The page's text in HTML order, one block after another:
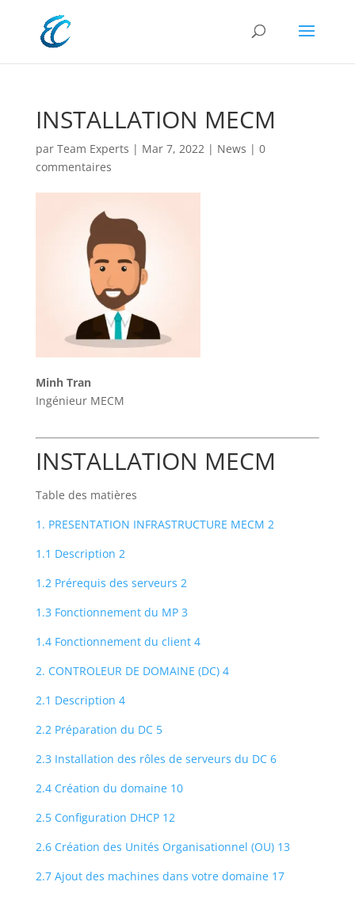
INSTALLATION MECM
par Team Experts | Mar 7, 2022| News | 0
commentaires
Minh Tran
Ingénieur MECM
INSTALLATION MECM
Table des matières
1. PRESENTATION INFRASTRUCTURE MECM 2
1.1 Description 2
1.2 Prérequis des serveurs 2
1.3 Fonctionnement du MP 3
1.4 Fonctionnement du client 4
2. CONTROLEUR DE DOMAINE (DC) 4
2.1 Description 4
2.2 Préparation du DC 5
2.3 Installation des rôles de serveurs du DC 6
2.4 Création du domaine 10
2.5 Configuration DHCP 12
2.6 Création des Unités Organisationnel (OU) 13
2.7 Ajout des machines dans votre domaine 17